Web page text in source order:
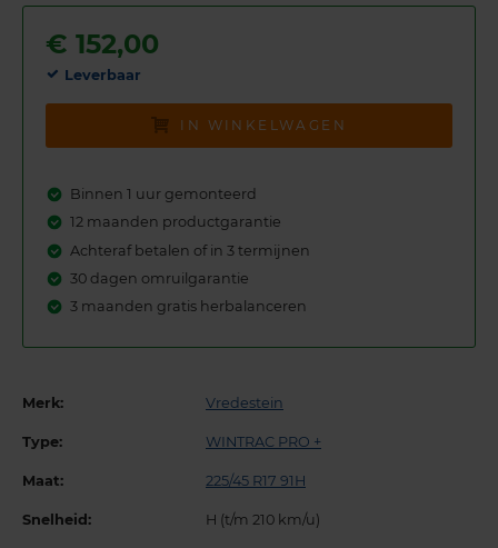
€ 152,00
Leverbaar
IN WINKELWAGEN
Binnen 1 uur gemonteerd
12 maanden productgarantie
Achteraf betalen of in 3 termijnen
30 dagen omruilgarantie
3 maanden gratis herbalanceren
Merk: Vredestein
Type: WINTRAC PRO +
Maat: 225/45 R17 91H
Snelheid: H (t/m 210 km/u)